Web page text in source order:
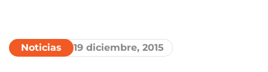
Noticias 19 diciembre, 2015